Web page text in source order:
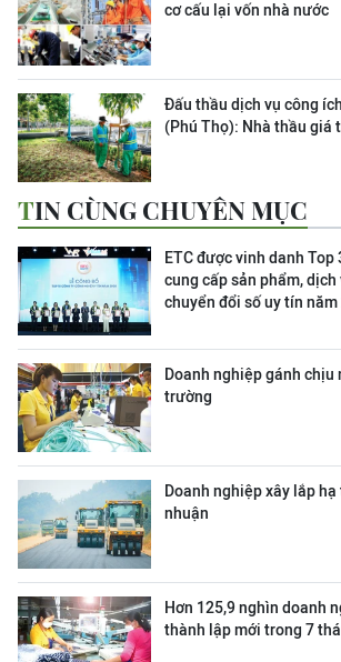
cơ cấu lại vốn nhà nước
Đấu thầu dịch vụ công
(Phú Thọ): Nhà thầu giá
TIN CÙNG CHUYÊN MỤC
ETC được vinh danh Top
cung cấp sản phẩm,
chuyển đổi số uy tín năm
Doanh nghiệp gánh
trường
Doanh nghiệp xây lắp
nhuận
Hơn 125,9 nghìn doanh
thành lập mới trong 7